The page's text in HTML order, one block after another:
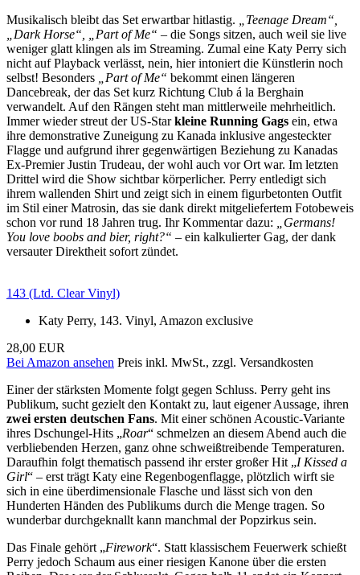
Musikalisch bleibt das Set erwartbar hitlastig.
„Teenage Dream“,
„Dark Horse“, „Part of Me“ – die Songs sitzen, auch weil sie live
weniger glatt klingen als im Streaming. Zumal eine Katy Perry sich
nicht auf Playback verlässt, nein, hier intoniert die Künstlerin noch
selbst! Besonders
„Part of Me“ bekommt einen längeren
Dancebreak, der das Set kurz Richtung Club á la Berghain
verwandelt. Auf den Rängen steht man mittlerweile mehrheitlich.
Immer wieder streut der US-Starkleine Running Gags ein, etwa
ihre demonstrative Zuneigung zu Kanada inklusive angesteckter
Flagge und aufgrund ihrer gegenwärtigen Beziehung zu Kanadas
Ex-Premier Justin Trudeau, der wohl auch vor Ort war. Im letzten
Drittel wird die Show sichtbar körperlicher. Perry entledigt sich
ihrem wallenden Shirt und zeigt sich in einem figurbetonten Outfit
im Stil einer Matrosin, das sie dank direkt mitgeliefertem Fotobeweis
schon vor rund 18 Jahren trug. Ihr Kommentar dazu:
„Germans!
You love boobs and bier, right?“ – ein kalkulierter Gag, der dank
versauter Direktheit sofort zündet.
143 (Ltd. Clear Vinyl)
Katy Perry, 143. Vinyl, Amazon exclusive
28,00 EUR
Bei Amazon ansehen Preis inkl. MwSt., zzgl. Versandkosten
Einer der stärksten Momente folgt gegen Schluss. Perry geht ins
Publikum, sucht gezielt den Kontakt zu, laut eigener Aussage, ihren
zwei ersten deutschen Fans. Mit einer schönen Acoustic-Variante
ihres Dschungel-Hits „Roar“ schmelzen an diesem Abend auch die
verbliebenden Herzen, ganz ohne schweißtreibende Temperaturen.
Daraufhin folgt thematisch passend ihr erster großer Hit „I Kissed a
Girl“ – erst trägt Katy eine Regenbogenflagge, plötzlich wirft sie
sich in eine überdimensionale Flasche und lässt sich von den
Hunderten Händen des Publikums durch die Menge tragen. So
wunderbar durchgeknallt kann manchmal der Popzirkus sein.
Das Finale gehört „Firework“. Statt klassischem Feuerwerk schießt
Perry jedoch Schaum aus einer riesigen Kanone über die ersten